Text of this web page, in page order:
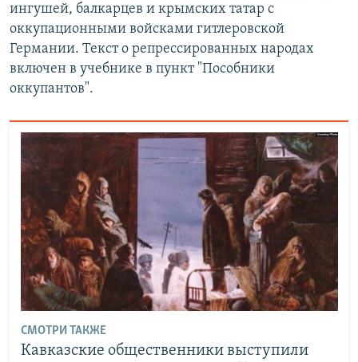
ингушей, балкарцев и крымских татар с
оккупационными войсками гитлеровской
Германии. Текст о репрессированных народах
включен в учебнике в пункт "Пособники
оккупантов".
СМОТРИ ТАКЖЕ
Кавказские общественники выступили